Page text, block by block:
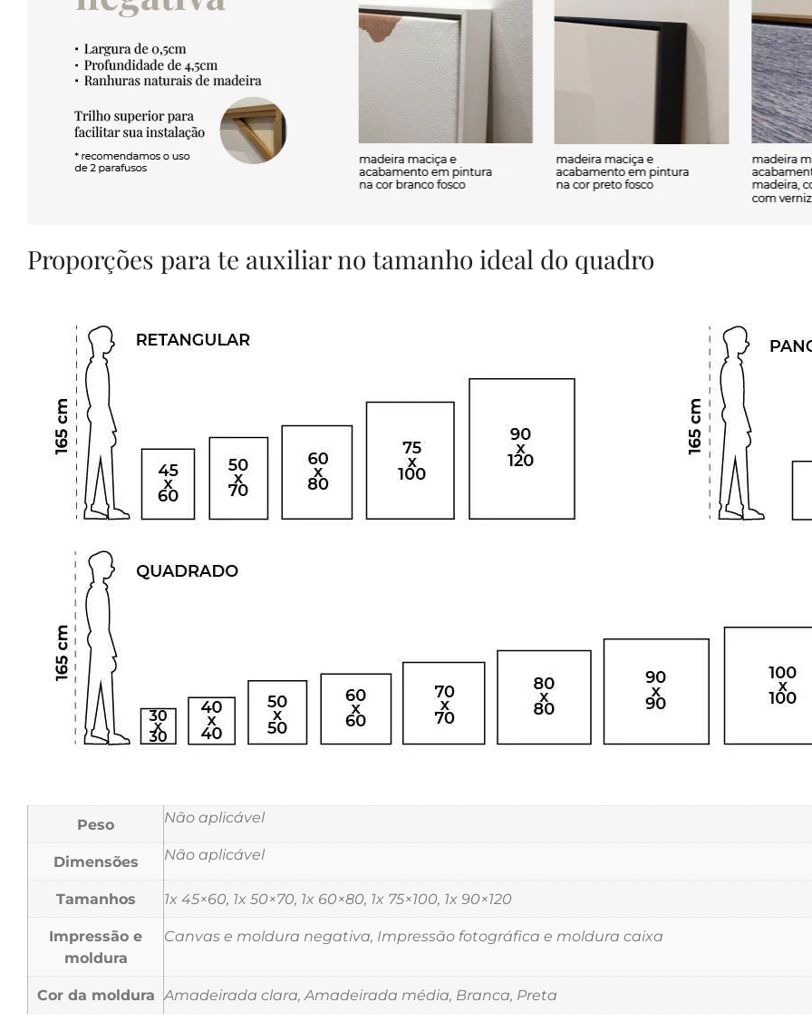
Proporções para te auxiliar no tamanho ideal do quadro
Peso Não aplicável
Dimensões Não aplicável
Tamanhos 1x 45×60, 1x 50×70, 1x 60×80, 1x 75×100, 1x 90×120
Impressão e
moldura
Canvas e moldura negativa, Impressão fotográfica e moldura caixa
Cor da moldura Amadeirada clara, Amadeirada média, Branca, Preta